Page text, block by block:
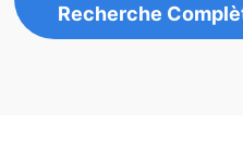
Recherche